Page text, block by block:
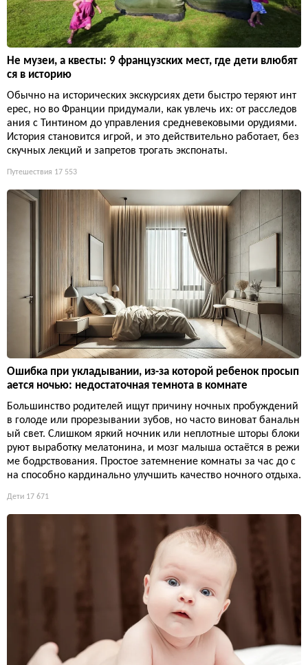
Не музеи, а квесты: 9 французских мест, где дети влюбят
ся в историю
Обычно на исторических экскурсиях дети быстро теряют инт
ерес, но во Франции придумали, как увлечь их: от расследов
ания с Тинтином до управления средневековыми орудиями.
История становится игрой, и это действительно работает, без
скучных лекций и запретов трогать экспонаты.
Путешествия 17 553
Ошибка при укладывании, из-за которой ребенок просып
ается ночью: недостаточная темнота в комнате
Большинство родителей ищут причину ночных пробуждений
в голоде или прорезывании зубов, но часто виноват банальн
ый свет. Слишком яркий ночник или неплотные шторы блоки
руют выработку мелатонина, и мозг малыша остаётся в режи
ме бодрствования. Простое затемнение комнаты за час до с
на способно кардинально улучшить качество ночного отдыха.
Дети 17 671